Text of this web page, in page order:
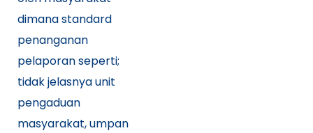
dimana standard
penanganan
pelaporan seperti;
tidak jelasnya unit
pengaduan
masyarakat, umpan